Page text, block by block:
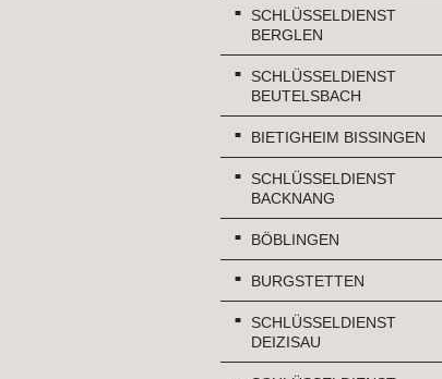
SCHLÜSSELDIENST
BERGLEN
SCHLÜSSELDIENST
BEUTELSBACH
BIETIGHEIM BISSINGEN
SCHLÜSSELDIENST
BACKNANG
BÖBLINGEN
BURGSTETTEN
SCHLÜSSELDIENST
DEIZISAU